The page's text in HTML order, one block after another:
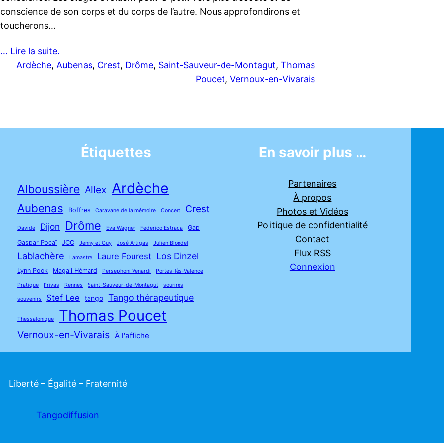
conscience de son corps et du corps de l’autre. Nous approfondirons et
toucherons…
… Lire la suite.
Ardèche, Aubenas, Crest, Drôme, Saint-Sauveur-de-Montagut, Thomas
Poucet, Vernoux-en-Vivarais
Étiquettes
Alboussière Allex Ardèche
Aubenas Boffres Caravane de la mémoire Concert Crest
Davide Dijon Drôme Eva Wagner Federico Estrada
Gap
Gaspar Pocaï
JCC Jenny et Guy José Artigas Julien Blondel
Lablachère Lamastre Laure Fourest Los Dinzel
Lynn Pook Magali Hémard Persephoni Venardi Portes-lès-Valence
Pratique Privas Rennes Saint-Sauveur-de-Montagut sourires
souvenirs Stef Lee tango Tango thérapeutique
Thessalonique Thomas Poucet
Vernoux-en-Vivarais À l'affiche
En savoir plus …
Partenaires
À propos
Photos et Vidéos
Politique de confidentialité
Contact
Flux RSS
Connexion
Liberté – Égalité – Fraternité
Tangodiffusion